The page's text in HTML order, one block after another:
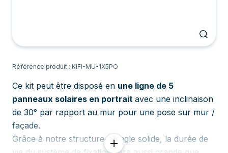
Référence produit : KIFI-MU-1X5PO
Ce kit peut être disposé en une ligne de 5
panneaux solaires en portrait avec une inclinaison
de 30° par rapport au mur pour une pose sur mur /
façade.
Grâce à notre structure triangle solide, la durée de